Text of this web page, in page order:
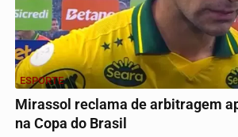
ESPORTE
Mirassol reclama de arbitragem
na Copa do Brasil